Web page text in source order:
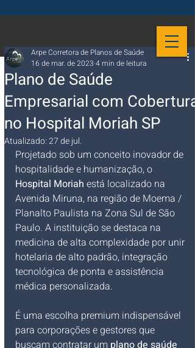
Plano de Saúde
Empresarial com Cobertura
no Hospital Moriah SP
Arpe Corretora de Planos de Saúde
16 de mar. de 2023 4 min de leitura
Atualizado:27 de jul.
Projetado sob um conceito inovador de
hospitalidade e humanização, o
Hospital Moriah está localizado na
Avenida Miruna, na região de Moema /
Planalto Paulista na Zona Sul de São
Paulo. A instituição se destaca na
medicina de alta complexidade por unir
hotelaria de alto padrão, integração
tecnológica de ponta e assistência
médica personalizada.
É uma escolha premium indispensável
para corporações e gestores que
buscam contratar um plano de saúde